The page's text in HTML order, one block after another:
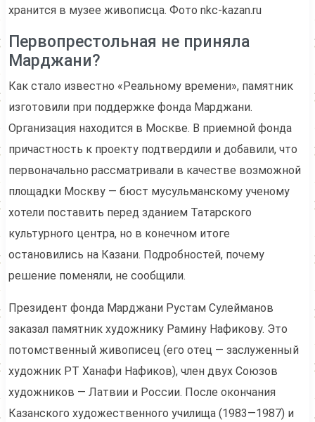
хранится в музее живописца. Фото nkc-kazan.ru
Первопрестольная не приняла
Марджани?
Как стало известно «Реальному времени», памятник
изготовили при поддержке фонда Марджани.
Организация находится в Москве. В приемной фонда
причастность к проекту подтвердили и добавили, что
первоначально рассматривали в качестве возможной
площадки Москву — бюст мусульманскому ученому
хотели поставить перед зданием Татарского
культурного центра, но в конечном итоге
остановились на Казани. Подробностей, почему
решение поменяли, не сообщили.
Президент фонда Марджани Рустам Сулейманов
заказал памятник художнику Рамину Нафикову. Это
потомственный живописец (его отец — заслуженный
художник РТ Ханафи Нафиков), член двух Союзов
художников — Латвии и России. После окончания
Казанского художественного училища (1983—1987) и